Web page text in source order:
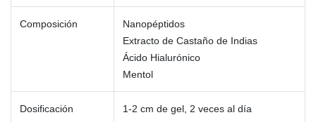
Composición
Nanopéptidos
Extracto de Castaño de Indias
Ácido Hialurónico
Mentol
Dosificación 1-2 cm de gel, 2 veces al día